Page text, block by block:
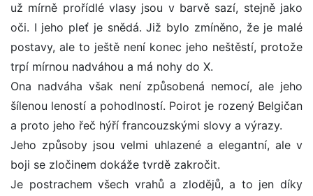
už mírně prořídlé vlasy jsou v barvě sazí, stejně jako
oči. I jeho pleť je snědá. Již bylo zmíněno, že je malé
postavy, ale to ještě není konec jeho neštěstí, protože
trpí mírnou nadváhou a má nohy do X.
Ona nadváha však není způsobená nemocí, ale jeho
šílenou leností a pohodlností. Poirot je rozený Belgičan
a proto jeho řeč hýří francouzskými slovy a výrazy.
Jeho způsoby jsou velmi uhlazené a elegantní, ale v
boji se zločinem dokáže tvrdě zakročit.
Je postrachem všech vrahů a zlodějů, a to jen díky